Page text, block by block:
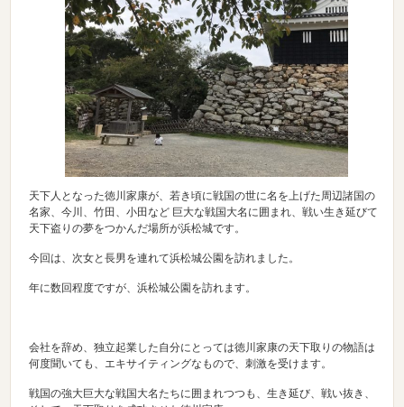
天下人となった徳川家康が、若き頃に戦国の世に名を上げた周辺諸国の
名家、今川、竹田、小田など 巨大な戦国大名に囲まれ、戦い生き延びて
天下盗りの夢をつかんだ場所が浜松城です。
今回は、次女と長男を連れて浜松城公園を訪れました。
年に数回程度ですが、浜松城公園を訪れます。
会社を辞め、独立起業した自分にとっては徳川家康の天下取りの物語は
何度聞いても、エキサイティングなもので、刺激を受けます。
戦国の強大巨大な戦国大名たちに囲まれつつも、生き延び、戦い抜き、